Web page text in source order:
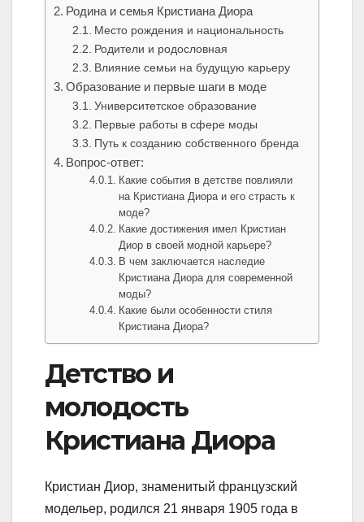
Родина и семья Кристиана Диора
Место рождения и национальность
Родители и родословная
Влияние семьи на будущую карьеру
Образование и первые шаги в моде
Университетское образование
Первые работы в сфере моды
Путь к созданию собственного бренда
Вопрос-ответ:
Какие события в детстве повлияли
на Кристиана Диора и его страсть к
моде?
Какие достижения имел Кристиан
Диор в своей модной карьере?
В чем заключается наследие
Кристиана Диора для современной
моды?
Какие были особенности стиля
Кристиана Диора?
Детство и
молодость
Кристиана Диора
Кристиан Диор, знаменитый французский
модельер, родился 21 января 1905 года в